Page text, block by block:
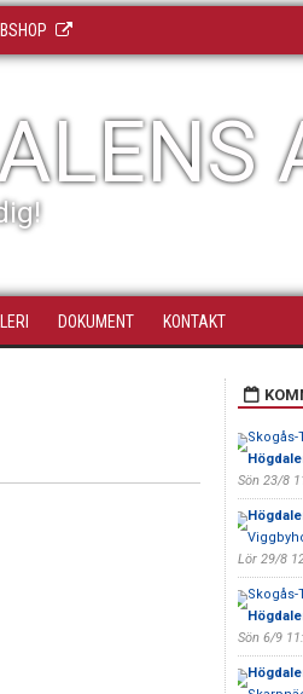
DOKUMENT KONTAKT
Skogås-
Sön 23/8
Lör 29/8
Skogås-
Sön 6/9